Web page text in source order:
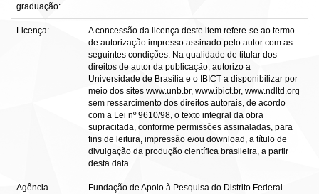
graduação:
Licença:
A concessão da licença deste item refere-se ao termo
de autorização impresso assinado pelo autor com as
seguintes condições: Na qualidade de titular dos
direitos de autor da publicação, autorizo a
Universidade de Brasília e o IBICT a disponibilizar por
meio dos sites www.unb.br, www.ibict.br, www.ndltd.org
sem ressarcimento dos direitos autorais, de acordo
com a Lei nº 9610/98, o texto integral da obra
supracitada, conforme permissões assinaladas, para
fins de leitura, impressão e/ou download, a título de
divulgação da produção científica brasileira, a partir
desta data.
Agência
Fundação de Apoio à Pesquisa do Distrito Federal